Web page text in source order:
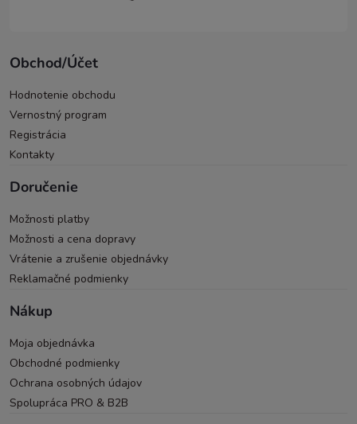
Obchod/Účet
Hodnotenie obchodu
Vernostný program
Registrácia
Kontakty
Doručenie
Možnosti platby
Možnosti a cena dopravy
Vrátenie a zrušenie objednávky
Reklamačné podmienky
Nákup
Moja objednávka
Obchodné podmienky
Ochrana osobných údajov
Spolupráca PRO & B2B